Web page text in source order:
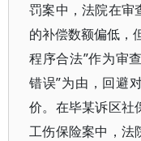
罚案中，法院在审
的补偿数额偏低，
程序合法”作为审
错误”为由，回避
价。在毕某诉区社
工伤保险案中，法